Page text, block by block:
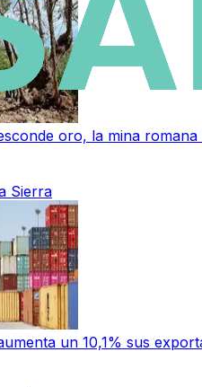
oro, la mina
Sierra
un 10,1% sus